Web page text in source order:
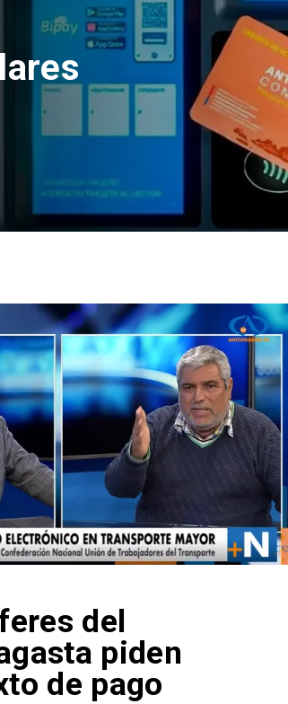
del
piden
de pago